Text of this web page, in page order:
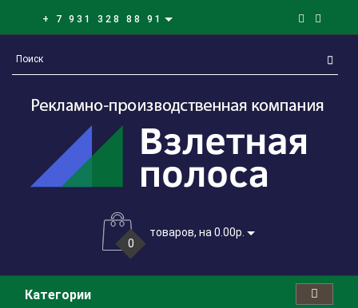
+ 7 931 328 88 91
0
товаров, на 0.00р.
Категории